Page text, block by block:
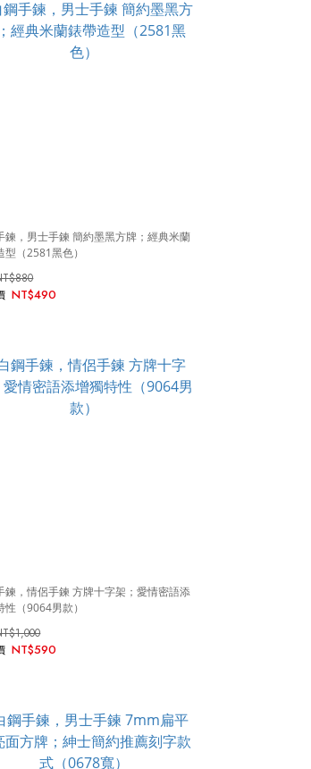
鍊，男士手鍊 簡約墨黑方牌；經典米蘭
型（2581黑色）
NT$490
鍊，情侶手鍊 方牌十字架；愛情密語添
性（9064男款）
NT$590